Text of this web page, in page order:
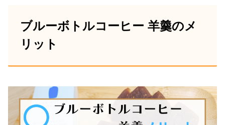
ブルーボトルコーヒー 羊羹のメ
リット